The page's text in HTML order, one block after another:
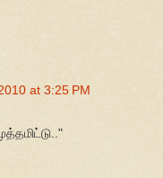
at 3:25 PM